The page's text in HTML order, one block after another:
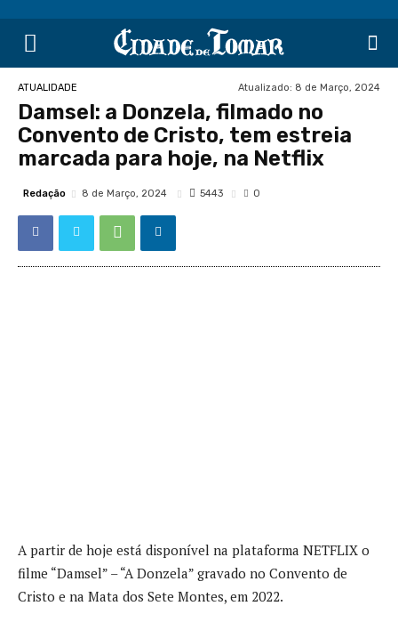
ATUALIDADE Atualizado: 8 de Março, 2024
Damsel: a Donzela, filmado no
Convento de Cristo, tem estreia
marcada para hoje, na Netflix
Redação 8 de Março, 2024 5443 0
A partir de hoje está disponível na plataforma NETFLIX o
filme “Damsel” – “A Donzela” gravado no Convento de
Cristo e na Mata dos Sete Montes, em 2022.